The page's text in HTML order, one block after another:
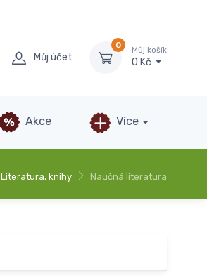
Můj účet
0
Můj košík
0 Kč
Akce Více
Literatura, knihy Naučná literatura